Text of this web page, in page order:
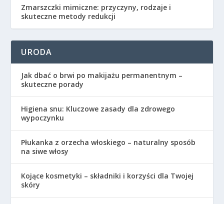
Zmarszczki mimiczne: przyczyny, rodzaje i
skuteczne metody redukcji
URODA
Jak dbać o brwi po makijażu permanentnym –
skuteczne porady
Higiena snu: Kluczowe zasady dla zdrowego
wypoczynku
Płukanka z orzecha włoskiego – naturalny sposób
na siwe włosy
Kojące kosmetyki – składniki i korzyści dla Twojej
skóry